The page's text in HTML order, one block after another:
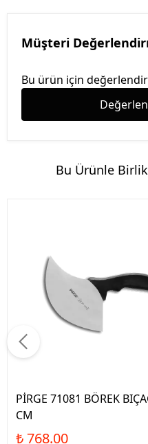
Müşteri
Bu ürün için
Bu Ürünle
PİRGE 71081 BÖREK
CM
₺ 768.00